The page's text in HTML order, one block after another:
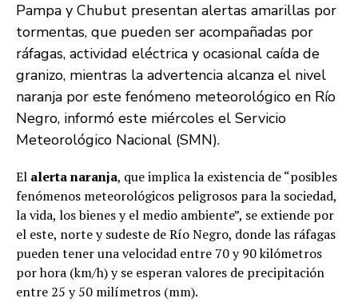
Pampa y Chubut presentan alertas amarillas por
tormentas, que pueden ser acompañadas por
ráfagas, actividad eléctrica y ocasional caída de
granizo, mientras la advertencia alcanza el nivel
naranja por este fenómeno meteorológico en Río
Negro, informó este miércoles el Servicio
Meteorológico Nacional (SMN).
El alerta naranja, que implica la existencia de “posibles
fenómenos meteorológicos peligrosos para la sociedad,
la vida, los bienes y el medio ambiente”, se extiende por
el este, norte y sudeste de Río Negro, donde las ráfagas
pueden tener una velocidad entre 70 y 90 kilómetros
por hora (km/h) y se esperan valores de precipitación
entre 25 y 50 milímetros (mm).